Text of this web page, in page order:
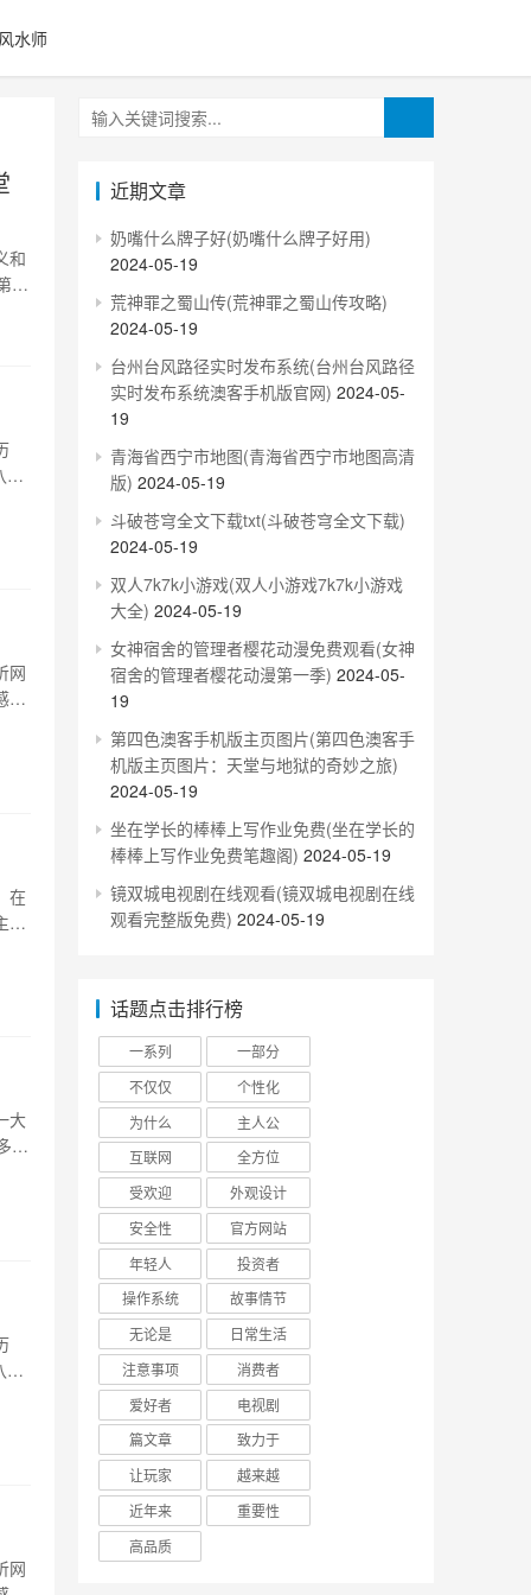
风水师
和
四
窗
网
受
在
要
大
窗
网
近期文章
奶嘴什么牌子好(奶嘴什么牌子好用)
2024-05-19
荒神罪之蜀山传(荒神罪之蜀山传攻略)
2024-05-19
台州台风路径实时发布系统(台州台风路径
实时发布系统澳客手机版官网) 2024-05-
19
青海省西宁市地图(青海省西宁市地图高清
版) 2024-05-19
斗破苍穹全文下载txt(斗破苍穹全文下载)
2024-05-19
双人7k7k小游戏(双人小游戏7k7k小游戏
大全) 2024-05-19
女神宿舍的管理者樱花动漫免费观看(女神
宿舍的管理者樱花动漫第一季) 2024-05-
19
第四色澳客手机版主页图片(第四色澳客手
机版主页图片：天堂与地狱的奇妙之旅)
2024-05-19
坐在学长的棒棒上写作业免费(坐在学长的
棒棒上写作业免费笔趣阁) 2024-05-19
镜双城电视剧在线观看(镜双城电视剧在线
观看完整版免费) 2024-05-19
话题点击排行榜
一系列
一部分
不仅仅
个性化
为什么
主人公
互联网
全方位
受欢迎
外观设计
安全性
官方网站
年轻人
投资者
操作系统
故事情节
无论是
日常生活
注意事项
消费者
爱好者
电视剧
篇文章
致力于
让玩家
越来越
近年来
重要性
高品质